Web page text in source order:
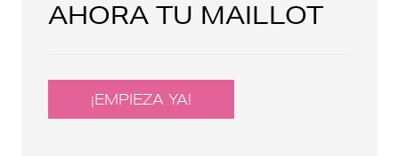
AHORA TU MAILLOT
¡EMPIEZA YA!